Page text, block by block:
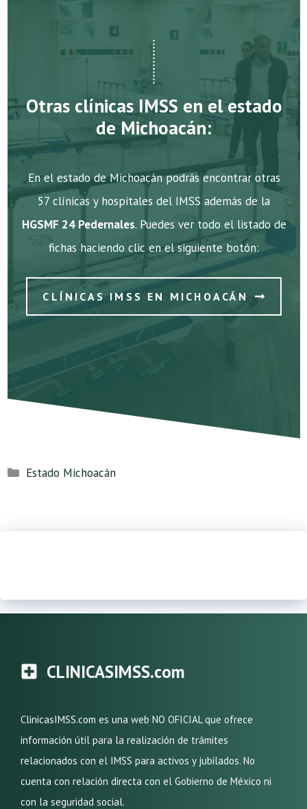
Otras clínicas IMSS en el estado
de Michoacán:
En el estado de Michoacán podrás encontrar otras
57 clínicas y hospitales del IMSS además de la
HGSMF 24 Pedernales. Puedes ver todo el listado de
fichas haciendo clic en el siguiente botón:
CLÍNICAS IMSS EN MICHOACÁN
Categorías
Estado Michoacán
CLINICASIMSS.com
ClinicasIMSS.com es una web NO OFICIAL que ofrece
información útil para la realización de trámites
relacionados con el IMSS para activos y jubilados. No
cuenta con relación directa con el Gobierno de México ni
con la seguridad social.